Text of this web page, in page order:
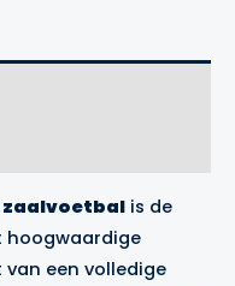
is de
hoogwaardige
een volledige